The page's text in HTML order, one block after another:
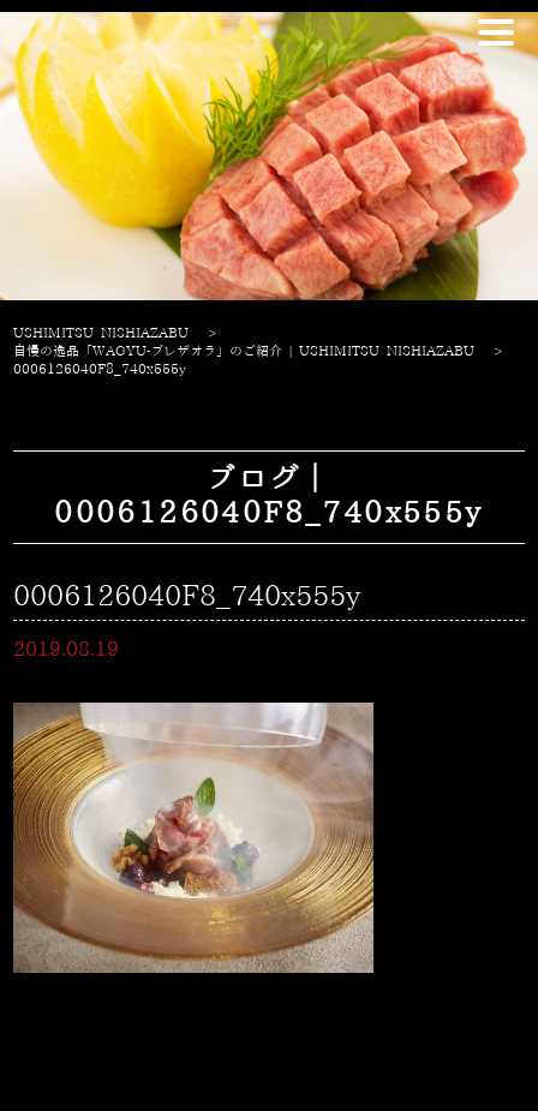
USHIMITSU NISHIAZABU
>
自慢の逸品「WAGYU-ブレザオラ」のご紹介 | USHIMITSU NISHIAZABU
>
0006126040F8_740x555y
ブログ｜
0006126040F8_740x555y
0006126040F8_740x555y
2019.08.19